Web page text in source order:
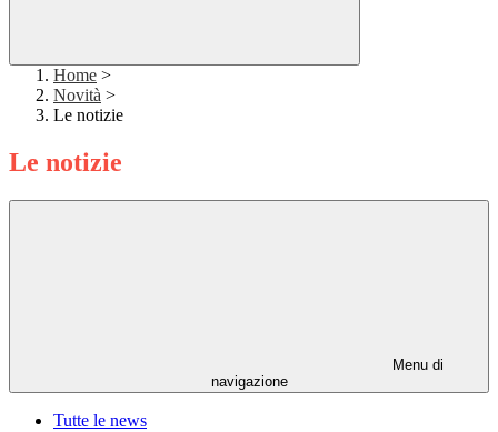
Home >
Novità >
Le notizie
Le notizie
Menu di
navigazione
Tutte le news